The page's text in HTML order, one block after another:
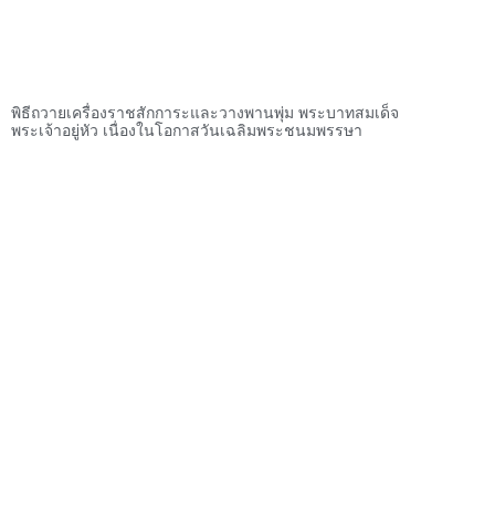
พิธีถวายเครื่องราชสักการะและวางพานพุ่ม พระบาทสมเด็จ
พระเจ้าอยู่หัว เนื่องในโอกาสวันเฉลิมพระชนมพรรษา